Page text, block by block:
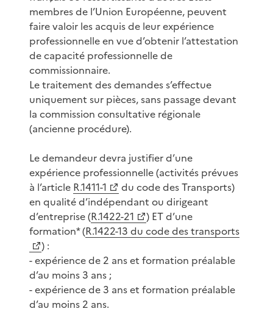
membres de l’Union Européenne, peuvent
faire valoir les acquis de leur expérience
professionnelle en vue d’obtenir l’attestation
de capacité professionnelle de
commissionnaire.
Le traitement des demandes s’effectue
uniquement sur pièces, sans passage devant
la commission consultative régionale
(ancienne procédure).
Le demandeur devra justifier d’une
expérience professionnelle (activités prévues
à l’article R.1411-1
du code des Transports)
en qualité d’indépendant ou dirigeant
d’entreprise (R.1422-21
) ET d’une
formation* (R.1422-13 du code des transports
) :
- expérience de 2 ans et formation préalable
d’au moins 3 ans ;
- expérience de 3 ans et formation préalable
d’au moins 2 ans.